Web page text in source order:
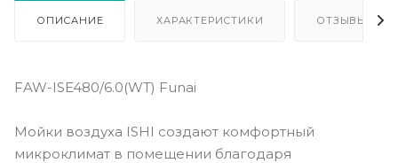
ОПИСАНИЕ ХАРАКТЕРИСТИКИ ОТЗЫВЫ
FAW-ISE480/6.0(WT) Funai
Мойки воздуха ISHI создают комфортный
микроклимат в помещении благодаря